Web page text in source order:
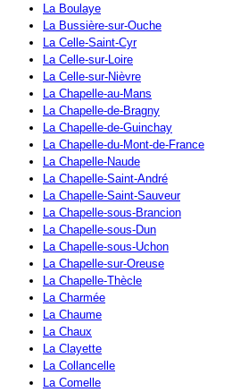
La Boulaye
La Bussière-sur-Ouche
La Celle-Saint-Cyr
La Celle-sur-Loire
La Celle-sur-Nièvre
La Chapelle-au-Mans
La Chapelle-de-Bragny
La Chapelle-de-Guinchay
La Chapelle-du-Mont-de-France
La Chapelle-Naude
La Chapelle-Saint-André
La Chapelle-Saint-Sauveur
La Chapelle-sous-Brancion
La Chapelle-sous-Dun
La Chapelle-sous-Uchon
La Chapelle-sur-Oreuse
La Chapelle-Thècle
La Charmée
La Chaume
La Chaux
La Clayette
La Collancelle
La Comelle